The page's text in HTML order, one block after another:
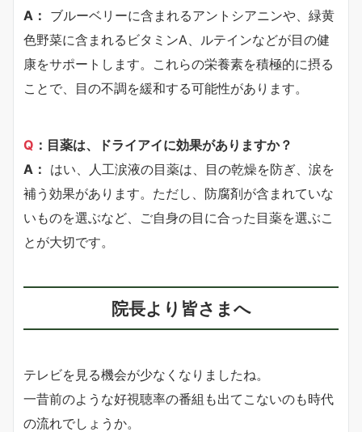
A： ブルーベリーに含まれるアントシアニンや、緑黄
色野菜に含まれるビタミンA、ルテインなどが目の健
康をサポートします。これらの栄養素を積極的に摂る
ことで、目の不調を緩和する可能性があります。
Q ：目薬は、ドライアイに効果がありますか？
A： はい、人工涙液の目薬は、目の乾燥を防ぎ、涙を
補う効果があります。ただし、防腐剤が含まれていな
いものを選ぶなど、ご自身の目に合った目薬を選ぶこ
とが大切です。
院長より皆さまへ
テレビを見る機会が少なくなりましたね。
一昔前のような好視聴率の番組も出てこないのも時代
の流れでしょうか。